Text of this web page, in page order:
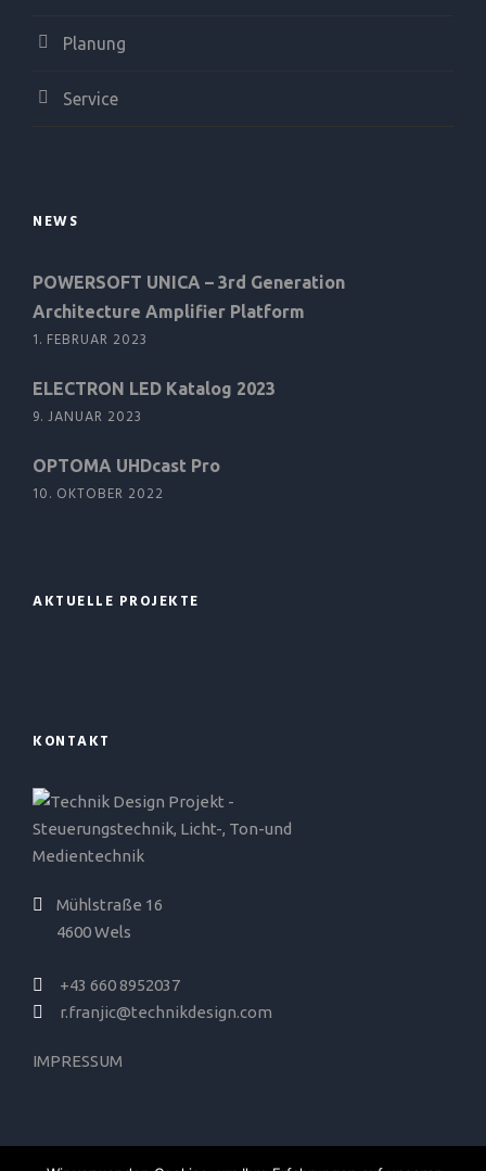
Planung
Service
NEWS
POWERSOFT UNICA – 3rd Generation
Architecture Amplifier Platform
1. FEBRUAR 2023
ELECTRON LED Katalog 2023
9. JANUAR 2023
OPTOMA UHDcast Pro
10. OKTOBER 2022
AKTUELLE PROJEKTE
KONTAKT
Mühlstraße 16
4600 Wels
+43 660 8952037
r.franjic@technikdesign.com
IMPRESSUM